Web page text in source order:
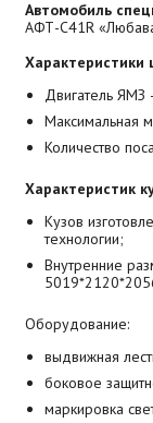
Автомобиль
АФТ-C41R
Характеристики
Двигатель ЯМЗ
Максимальная
Количество
Характеристик
Кузов
технологии;
Внутренние
Оборудование:
выдвижная
боковое
маркировка